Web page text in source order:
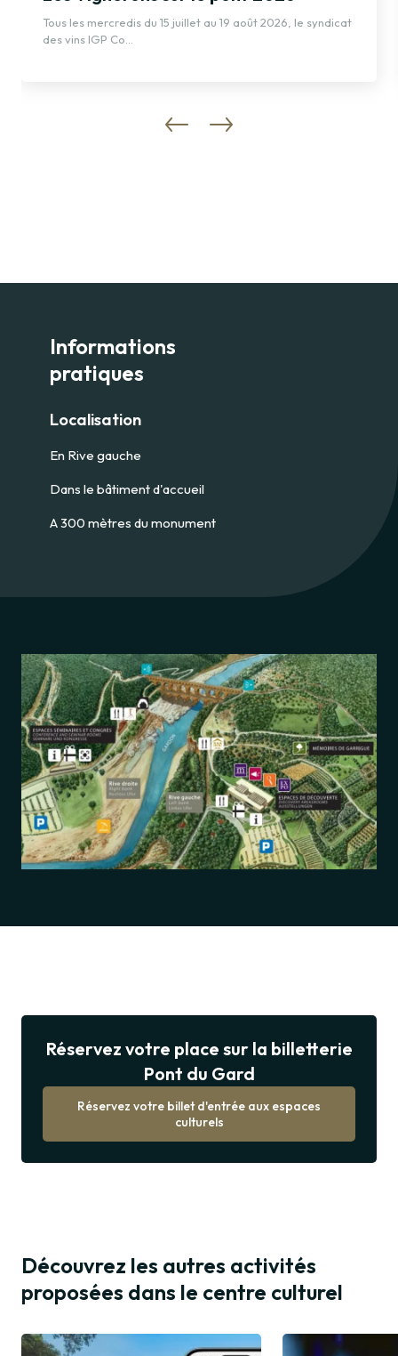
Tous les mercredis du 15 juillet au 19 août 2026, le syndicat
des vins IGP Co
Informations
pratiques
Localisation
En Rive gauche
Dans le bâtiment d'accueil
A 300 mètres du monument
Réservez
placeRéservez votre place sur la billetterie
Pont du Gard
Réservez votre billet d'entrée aux espaces
culturels
Découvrez les autres activités
proposées dans le centre culturel